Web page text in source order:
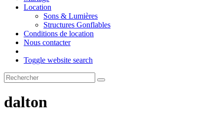
Location
Sons & Lumières
Structures Gonflables
Conditions de location
Nous contacter
Toggle website search
dalton